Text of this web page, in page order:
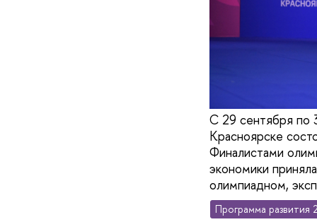
С 29 сентября по
Красноярске
Финалистами
экономики
олимпиадном,
Программа развития